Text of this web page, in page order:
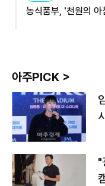
농식품부, '천원의
아주PICK >
"